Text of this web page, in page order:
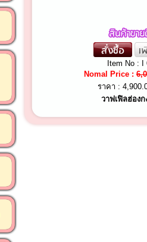
Item No : I
Nomal Price :
ราคา :
วาฟเฟิลฮ่อง